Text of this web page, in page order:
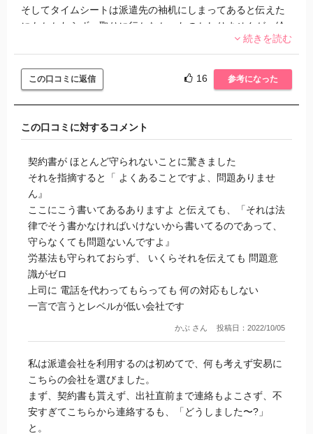
そしてタイムシートは派遣先の袖机にしまってあると伝えた
にもかかわらず、取りに行かなかったのかしりませんが、給
料日近くになっても給料明細が反映されておらず、問い合せ
たところタイムシートが提出されてないため…と言われまし
た。再度伝えたら｢忘れてました笑笑｣みたいな態度。
結局20日の給料日に間に合わず21日に振り込まれることに。
正直やめてよかったと思いました。こんな雑で適当なコーデ
ィネーター初めてです。一生利用しません。1点すら与えたく
ないんですけど。
続きを読む
この口コミに返信 16 参考になった
この口コミに対するコメント
契約書が ほとんど守られないことに驚きました
それを指摘すると「 よくあることですよ、問題ありませ
ん』
ここにこう書いてあるありますよ と伝えても、「それは法
律でそう書かなければいけないから書いてるのであって、
守らなくても問題ないんですよ』
労基法も守られておらず、 いくらそれを伝えても 問題意
識がゼロ
上司に 電話を代わってもらっても 何の対応もしない
一言で言うとレベルが低い会社です
かぶ さん 投稿日：2022/10/05
私は派遣会社を利用するのは初めてで、何も考えず安易に
こちらの会社を選びました。
まず、契約書も貰えず、出社直前まで連絡もよこさず、不
安すぎてこちらから連絡するも、「どうしました〜?」
と。